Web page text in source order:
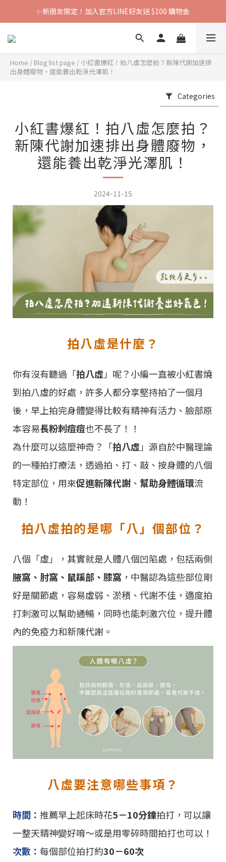
✨新朋友限定！加入官方LINE好友送 $100 購物金
Home / Blog list page /小紅書爆紅！拍八虛怎麼拍？新陳代謝加速排
出身體廢物，還能養出乾淨光澤肌！
Categories
小紅書爆紅！拍八虛怎麼拍？
新陳代謝加速排出身體廢物，
還能養出乾淨光澤肌！
2024-11-15
拍八虛是什麼？
你有沒有聽過「拍八虛 」呢？小編一直被小紅書燒
到拍八虛的好處，許多人都分享堅持拍了一個月
後，早上拍完身體變得比較有精神有活力、臉部原
本容易長粉刺痘痘也不長了！！
為什麼可以這麼神奇？「拍八虛 」源自於中醫理論
的一種拍打療法，透過拍、打、敲、按身體的八個
特定部位，用來促進新陳代謝 、 幫助身體循環流
動！
拍八虛拍的是哪「八」個部位？
八個「虛」，其實就是人體八個凹陷處，包括兩側
腋窩、肘窩、鼠蹊部、膝窩 ，中醫認為這些部位剛
好是關節處，容易虛弱、淤積、代謝不佳，適度拍
打刺激可以幫助通暢，同時也能刺激穴位，提升體
內的免疫力和新陳代謝。
八虛要注意哪些事項？
時間： 推薦早上起床時花5－10分鐘拍打，可以讓
一整天精神變好唷～或是用零碎時間拍打也可以！
次數： 每個部位拍打約30－60次